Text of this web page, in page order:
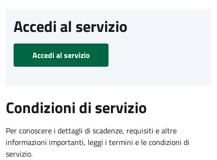
Accedi al servizio
Accedi al servizio
Condizioni di servizio
Per conoscere i dettagli di scadenze, requisiti e altre
informazioni importanti, leggi i termini e le condizioni di
servizio.